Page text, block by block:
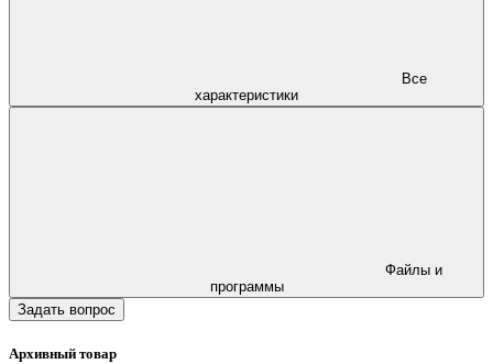
характеристики
программы
Задать вопрос
Архивный товар